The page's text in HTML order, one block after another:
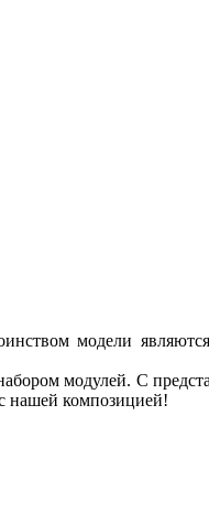
модели
модулей. С
нашей композицией!